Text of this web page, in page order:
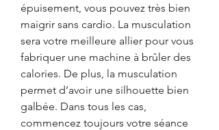
épuisement, vous pouvez très bien
maigrir sans cardio. La musculation
sera votre meilleure allier pour vous
fabriquer une machine à brûler des
calories. De plus, la musculation
permet d’avoir une silhouette bien
galbée. Dans tous les cas,
commencez toujours votre séance